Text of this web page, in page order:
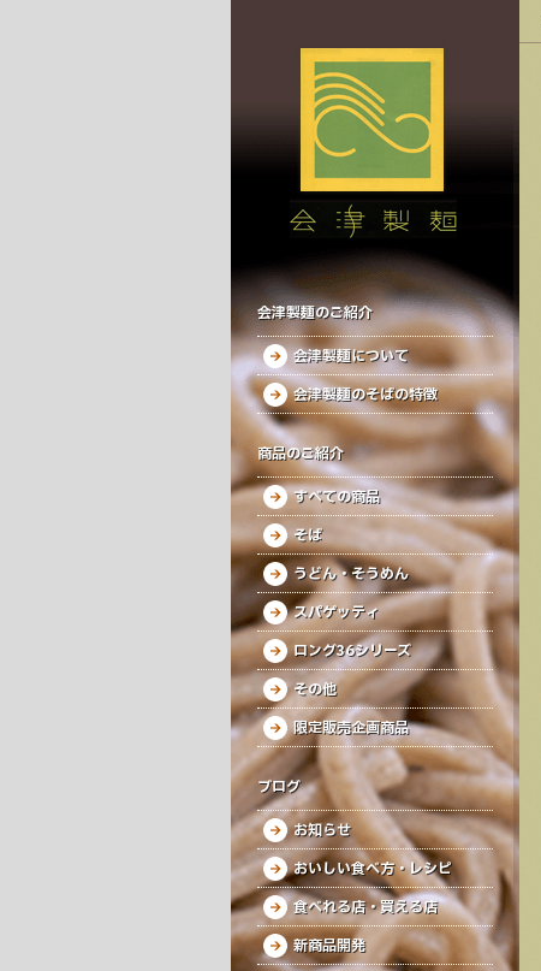
会津製麺のご紹介
会津製麺について
会津製麺のそばの特徴
商品のご紹介
すべての商品
そば
うどん・そうめん
スパゲッティ
ロング36シリーズ
その他
限定販売企画商品
ブログ
お知らせ
おいしい食べ方・レシピ
食べれる店・買える店
新商品開発